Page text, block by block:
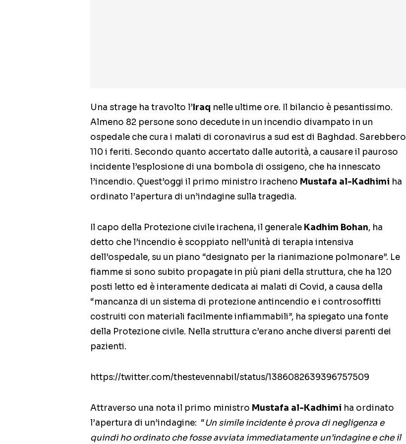
Una strage ha travolto l’Iraq nelle ultime ore. Il bilancio è pesantissimo.
Almeno 82 persone sono decedute in un incendio divampato in un
ospedale che cura i malati di coronavirus a sud est di Baghdad. Sarebbero
110 i feriti. Secondo quanto accertato dalle autorità, a causare il pauroso
incidente l’esplosione di una bombola di ossigeno, che ha innescato
l’incendio. Quest’oggi il primo ministro iracheno Mustafa al-Kadhimi ha
ordinato l’apertura di un’indagine sulla tragedia.
Il capo della Protezione civile irachena, il generale Kadhim Bohan, ha
detto che l’incendio è scoppiato nell’unità di terapia intensiva
dell’ospedale, su un piano “designato per la rianimazione polmonare”. Le
fiamme si sono subito propagate in più piani della struttura, che ha 120
posti letto ed è interamente dedicata ai malati di Covid, a causa della
“mancanza di un sistema di protezione antincendio e i controsoffitti
costruiti con materiali facilmente infiammabili”, ha spiegato una fonte
della Protezione civile. Nella struttura c’erano anche diversi parenti dei
pazienti.
https://twitter.com/thestevennabil/status/1386082639396757509
Attraverso una nota il primo ministro Mustafa al-Kadhimi ha ordinato
l’apertura di un’indagine: “Un simile incidente è prova di negligenza e
quindi ho ordinato che fosse avviata immediatamente un’indagine e che il